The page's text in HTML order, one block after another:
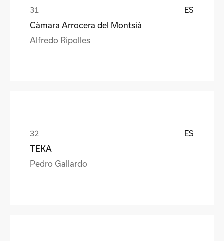
ES
Càmara Arrocera del Montsià
Alfredo Ripolles
ES
TEKA
Pedro Gallardo